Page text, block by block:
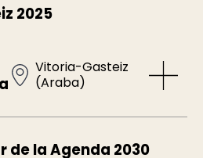
2025
Vitoria-Gasteiz
(Araba)
de la Agenda 2030